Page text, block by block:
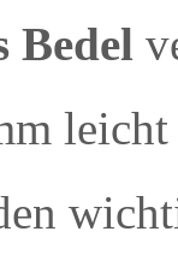
Bedel